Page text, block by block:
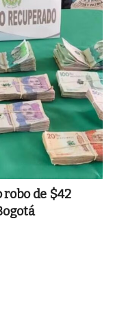
robo de $42